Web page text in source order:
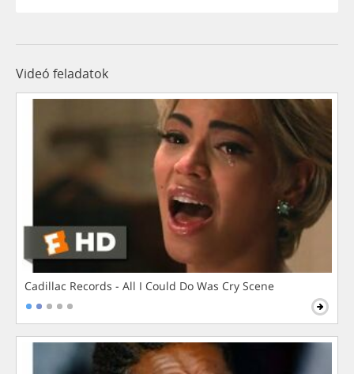
Videó feladatok
Cadillac Records - All I Could Do Was Cry Scene